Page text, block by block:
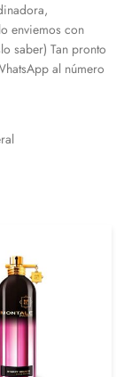
enviemos con
saber) Tan pronto
al número